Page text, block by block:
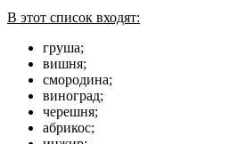
В этот список входят:
груша;
вишня;
смородина;
виноград;
черешня;
абрикос;